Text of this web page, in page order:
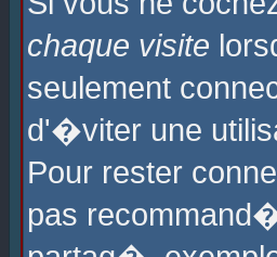
chaque visite
seulement
d'�viter une
Pour rester
pas